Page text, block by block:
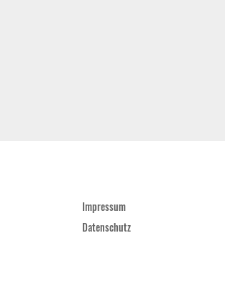
Impressum
Datenschutz